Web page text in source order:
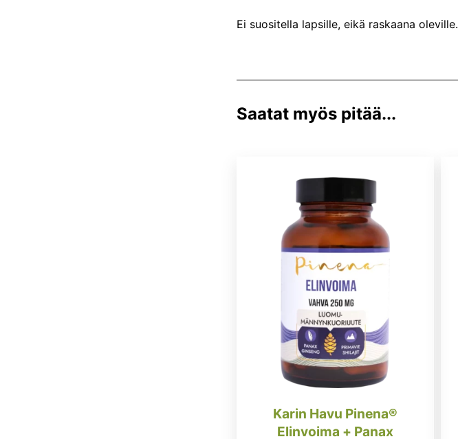
Ei suositella lapsille, eikä raskaana oleville.
Saatat myös pitää...
Karin Havu Pinena®
Elinvoima + Panax